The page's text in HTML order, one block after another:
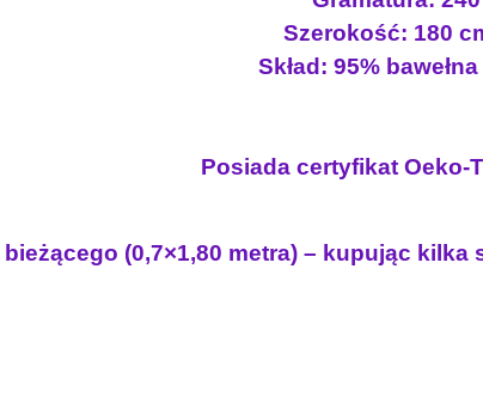
Szerokość: 180
Skład: 95%
Posiada certyfikat Oeko-
(0,7×1,80 metra) – kupując